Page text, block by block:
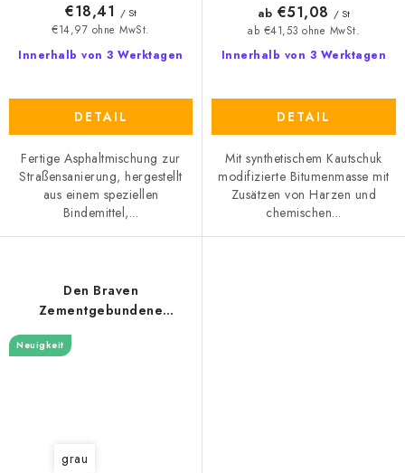
Innerhalb von 3 Werktagen
€14,97 ohne MwSt.
€18,41 / St
DETAIL
Fertige Asphaltmischung zur
Straßensanierung, hergestellt
aus einem speziellen
Bindemittel,...
Innerhalb von 3 Werktagen
ab €41,53 ohne MwSt.
ab €51,08 / St
DETAIL
Mit synthetischem Kautschuk
modifizierte Bitumenmasse mit
Zusätzen von Harzen und
chemischen...
Den Braven
Zementgebundene
kristalline
Bauwerksabdichtung
Neuigkeit
grau